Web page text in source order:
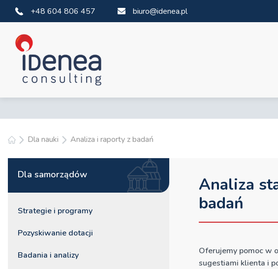
+48 604 806 457 biuro@idenea.pl
Dla nauki Analiza i raporty z badań
Dla samorządów
Strategie i programy
Pozyskiwanie dotacji
Badania i analizy
Analiza
badań
Oferujemy pomoc w
sugestiami klienta i